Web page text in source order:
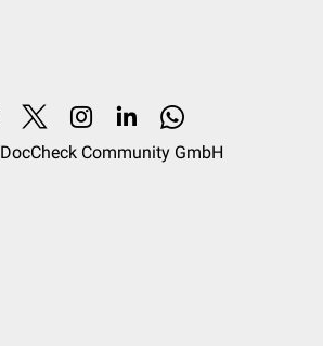
DocCheck Community GmbH